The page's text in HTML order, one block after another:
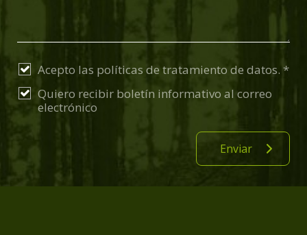
Acepto las políticas de tratamiento de datos. *
Quiero recibir boletín informativo al correo
electrónico